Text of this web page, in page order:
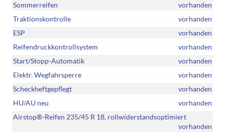
Sommerreifen
vorhanden
Traktionskontrolle
vorhanden
ESP
vorhanden
Reifendruckkontrollsystem
vorhanden
Start/Stopp-Automatik
vorhanden
Elektr. Wegfahrsperre
vorhanden
Scheckheftgepflegt
vorhanden
HU/AU neu
vorhanden
Airstop®-Reifen 235/45 R 18, rollwiderstandsoptimiert
vorhanden